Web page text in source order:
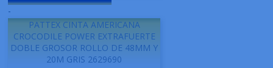
-
PATTEX CINTA AMERICANA
CROCODILE POWER EXTRAFUERTE
DOBLE GROSOR ROLLO DE 48MM Y
20M GRIS 2629690